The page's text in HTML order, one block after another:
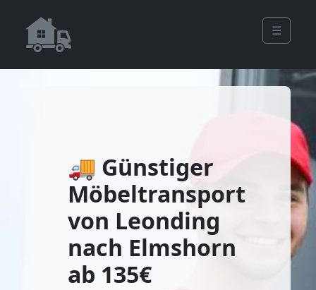
☰
🚚 Günstiger
Möbeltransport
von Leonding
nach Elmshorn
ab 135€